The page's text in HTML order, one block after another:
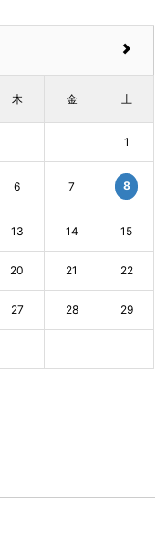
木 金 土
1
6 7 8
13 14 15
20 21 22
27 28 29